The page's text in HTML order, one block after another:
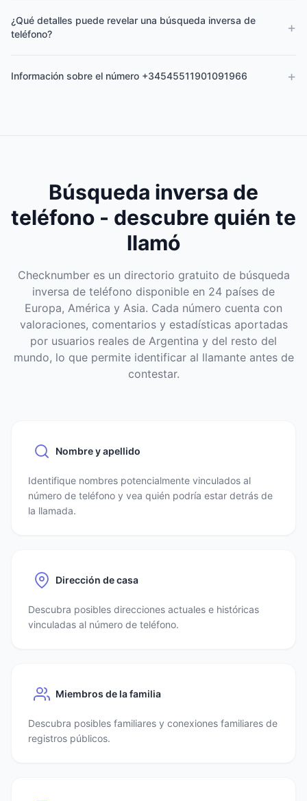
¿Qué detalles puede revelar una búsqueda inversa de
teléfono?
+
Información sobre el número +34545511901091966 +
Búsqueda inversa de
teléfono - descubre quién te
llamó
Checknumber es un directorio gratuito de búsqueda
inversa de teléfono disponible en 24 países de
Europa, América y Asia. Cada número cuenta con
valoraciones, comentarios y estadísticas aportadas
por usuarios reales de Argentina y del resto del
mundo, lo que permite identificar al llamante antes de
contestar.
Nombre y apellido
Identifique nombres potencialmente vinculados al
número de teléfono y vea quién podría estar detrás de
la llamada.
Dirección de casa
Descubra posibles direcciones actuales e históricas
vinculadas al número de teléfono.
Miembros de la familia
Descubra posibles familiares y conexiones familiares de
registros públicos.